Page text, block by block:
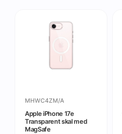
MHWC4ZM/A
Apple iPhone 17e
Transparent skal med
MagSafe